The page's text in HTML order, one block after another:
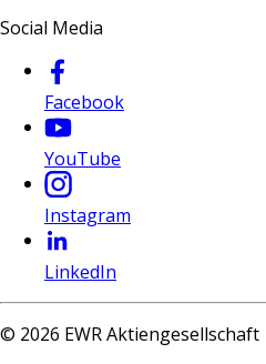
Social Media
Facebook
YouTube
Instagram
LinkedIn
© 2026 EWR Aktiengesellschaft